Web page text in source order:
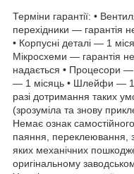
Терміни гарантії: •
перехідники — гарантія
• Корпусні деталі — 1
Мікросхеми — гарантія
надається • Процесори —
— 1 місяць • Шлейфи — 1
разі дотримання таких
(зрозуміла та знову
Немає ознак
паяння, переклеювання,
яких механічних
оригінальному